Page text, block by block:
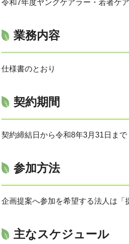
令和7年度ヤングケアラー・若者ケ
業務内容
仕様書のとおり
契約期間
契約締結日から令和8年3月31日まで
参加方法
企画提案へ参加を希望する法人は「
主なスケジュール